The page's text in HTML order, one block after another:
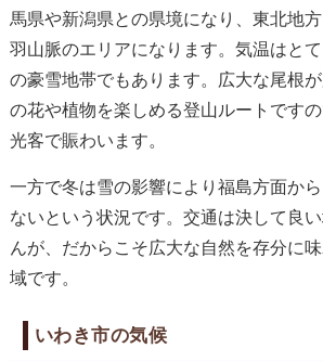
馬県や新潟県との県境になり、東北地
羽山脈のエリアになります。気温はと
の豪雪地帯でもあります。広大な尾根
の花や植物を楽しめる登山ルートです
光客で賑わいます。
一方で冬は雪の影響により福島方面か
ないという状況です。交通は決して良
んが、だからこそ広大な自然を存分に
域です。
いわき市の気候